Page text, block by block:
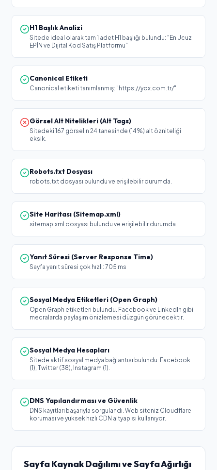
H1 Başlık Analizi
Sitede ideal olarak tam 1 adet H1 başlığı bulundu: "En Ucuz
EPİN ve Dijital Kod Satış Platformu"
Canonical Etiketi
Canonical etiketi tanımlanmış: "https://yox.com.tr/"
Görsel Alt Nitelikleri (Alt Tags)
Sitedeki 167 görselin 24 tanesinde (14%) alt özniteliği
eksik.
Robots.txt Dosyası
robots.txt dosyası bulundu ve erişilebilir durumda.
Site Haritası (Sitemap.xml)
sitemap.xml dosyası bulundu ve erişilebilir durumda.
Yanıt Süresi (Server Response Time)
Sayfa yanıt süresi çok hızlı: 705 ms
Sosyal Medya Etiketleri (Open Graph)
Open Graph etiketleri bulundu. Facebook ve LinkedIn gibi
mecralarda paylaşım önizlemesi düzgün görünecektir.
Sosyal Medya Hesapları
Sitede aktif sosyal medya bağlantısı bulundu: Facebook
(1), Twitter (38), Instagram (1).
DNS Yapılandırması ve Güvenlik
DNS kayıtları başarıyla sorgulandı. Web siteniz Cloudflare
koruması ve yüksek hızlı CDN altyapısı kullanıyor.
Sayfa Kaynak Dağılımı ve Sayfa Ağırlığı